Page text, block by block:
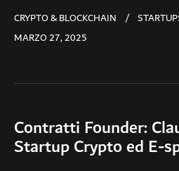
CRYPTO & BLOCKCHAIN
MARZO 27, 2025
Contratti Founder:
Startup Crypto ed E-